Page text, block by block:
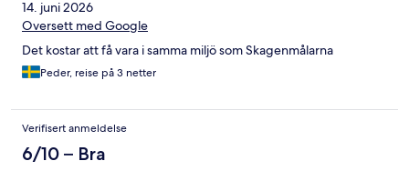
14. juni 2026
Oversett med Google
Det kostar att få vara i samma miljö som Skagenmålarna
Peder, reise på 3 netter
Verifisert anmeldelse
6/10 – Bra